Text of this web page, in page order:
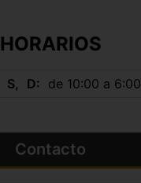
HORARIOS
S D de 10:00 a 6:00
Contacto